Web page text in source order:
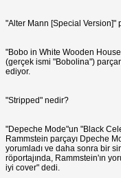
"Alter Mann [Special Version]"
"Bobo in White Wooden
(gerçek ismi "Bobolina")
ediyor.
"Stripped" nedir?
"Depeche Mode"un "Black
Rammstein parçayı Dpeche
yorumladı ve daha sonra bir
röportajında, Rammstein'ın
iyi cover" dedi.